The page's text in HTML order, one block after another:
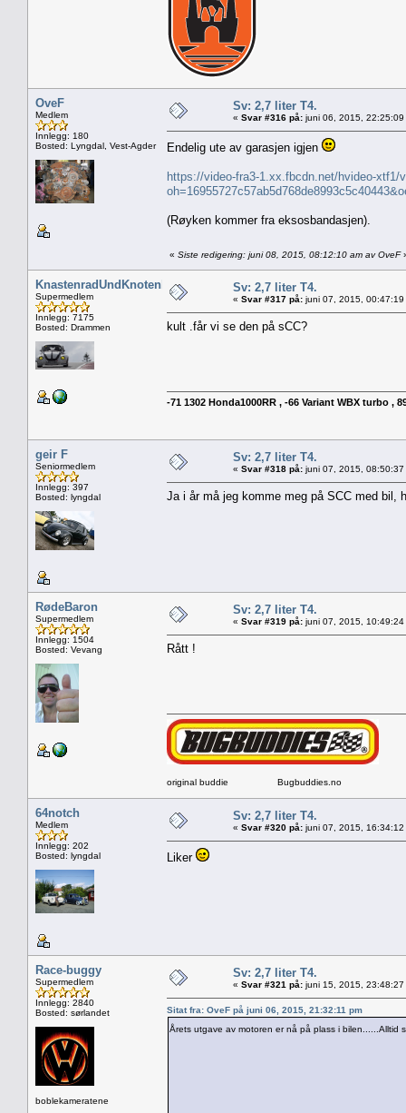
OveF
Medlem
Innlegg: 180
Bosted: Lyngdal, Vest-Agder
Sv: 2,7 liter T4.
« Svar #316 på: juni 06, 2015, 22:25:09
Endelig ute av garasjen igjen
https://video-fra3-1.xx.fbcdn.net/hvideo-xtf1/
(Røyken kommer fra eksosbandasjen).
« Siste redigering: juni 08, 2015, 08:12:10 am av OveF
KnastenradUndKnotenblech
Supermedlem
Innlegg: 7175
Bosted: Drammen
Sv: 2,7 liter T4.
« Svar #317 på: juni 07, 2015, 00:47:19
kult .får vi se den på sCC?
-71 1302 Honda1000RR , -66 Variant WBX turbo ,
geir F
Seniormedlem
Innlegg: 397
Bosted: lyngdal
Sv: 2,7 liter T4.
« Svar #318 på: juni 07, 2015, 08:50:37
Ja i år må jeg komme meg på SCC med bil,
RødeBaron
Supermedlem
Innlegg: 1504
Bosted: Vevang
Sv: 2,7 liter T4.
« Svar #319 på: juni 07, 2015, 10:49:24
Rått !
original buddie Bugbuddies.no
64notch
Medlem
Innlegg: 202
Bosted: lyngdal
Sv: 2,7 liter T4.
« Svar #320 på: juni 07, 2015, 16:34:12
Liker
Race-buggy
Supermedlem
Innlegg: 2840
Bosted: sørlandet
boblekameratene
Sv: 2,7 liter T4.
« Svar #321 på: juni 15, 2015, 23:48:27
Sitat fra: OveF på juni 06, 2015, 21:32:11 pm
Årets utgave av motoren er nå på plass i